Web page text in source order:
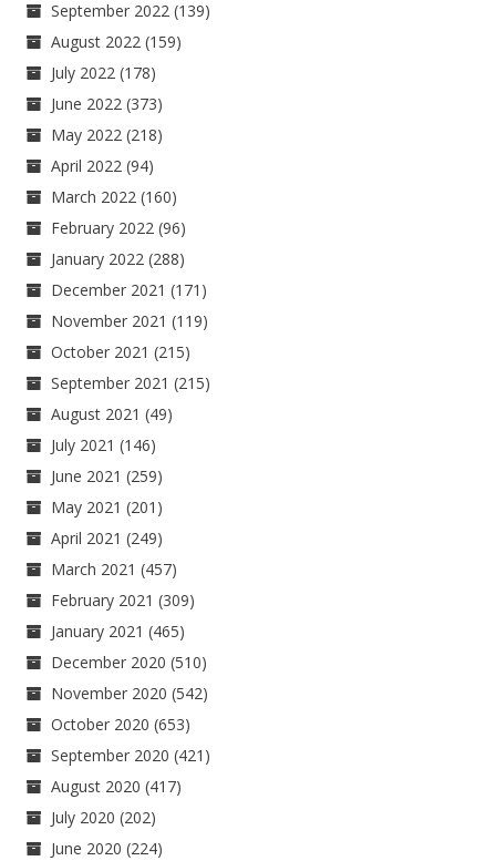
September 2022 (139)
August 2022 (159)
July 2022 (178)
June 2022 (373)
May 2022 (218)
April 2022 (94)
March 2022 (160)
February 2022 (96)
January 2022 (288)
December 2021 (171)
November 2021 (119)
October 2021 (215)
September 2021 (215)
August 2021 (49)
July 2021 (146)
June 2021 (259)
May 2021 (201)
April 2021 (249)
March 2021 (457)
February 2021 (309)
January 2021 (465)
December 2020 (510)
November 2020 (542)
October 2020 (653)
September 2020 (421)
August 2020 (417)
July 2020 (202)
June 2020 (224)